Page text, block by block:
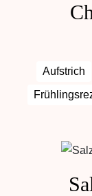
Aufstrich